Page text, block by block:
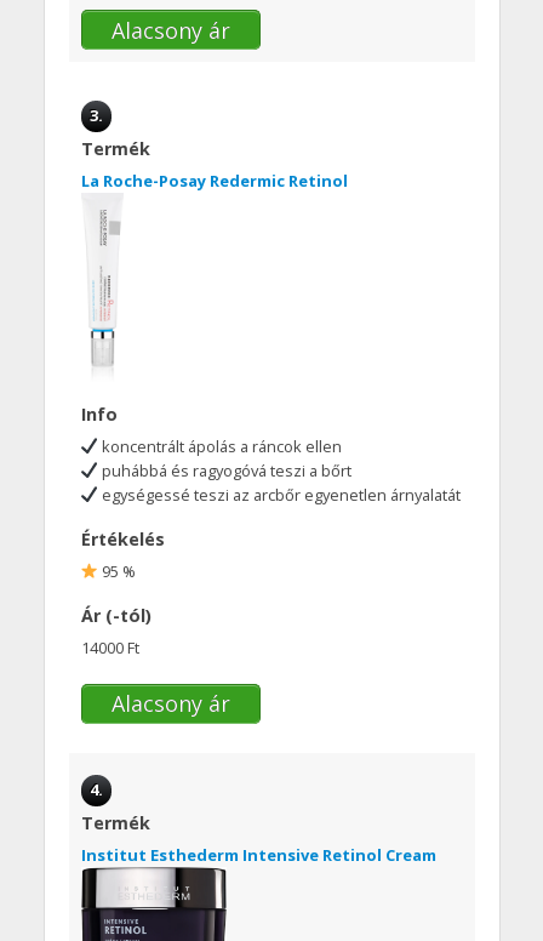
Alacsony ár
3.
Termék
La Roche-Posay Redermic Retinol
Info
koncentrált ápolás a ráncok ellen
puhábbá és ragyogóvá teszi a bőrt
egységessé teszi az arcbőr egyenetlen árnyalatát
Értékelés
95 %
Ár (-tól)
14000 Ft
Alacsony ár
4.
Termék
Institut Esthederm Intensive Retinol Cream